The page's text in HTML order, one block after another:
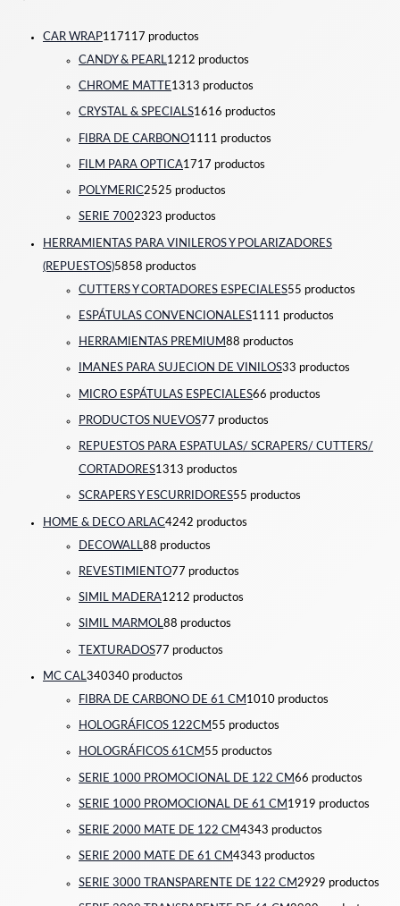
CAR WRAP117117 productos
CANDY & PEARL1212 productos
CHROME MATTE1313 productos
CRYSTAL & SPECIALS1616 productos
FIBRA DE CARBONO11 11 productos
FILM PARA OPTICA1717 productos
POLYMERIC2525 productos
SERIE 7002323 productos
HERRAMIENTAS PARA VINILEROS Y POLARIZADORES
(REPUESTOS)5858 productos
CUTTERS Y CORTADORES ESPECIALES55 productos
ESPÁTULAS CONVENCIONALES1111 productos
HERRAMIENTAS PREMIUM88 productos
IMANES PARA SUJECION DE VINILOS33 productos
MICRO ESPÁTULAS ESPECIALES66 productos
PRODUCTOS NUEVOS77 productos
REPUESTOS PARA ESPATULAS/ SCRAPERS/ CUTTERS/
CORTADORES1313 productos
SCRAPERS Y ESCURRIDORES55 productos
HOME & DECO ARLAC4242 productos
DECOWALL88 productos
REVESTIMIENTO77 productos
SIMIL MADERA1212 productos
SIMIL MARMOL88 productos
TEXTURADOS7 7 productos
MC CAL340340 productos
FIBRA DE CARBONO DE 61 CM 1010 productos
HOLOGRÁFICOS 122CM 55 productos
HOLOGRÁFICOS 61CM 55 productos
SERIE 1000 PROMOCIONAL DE 122 CM66 productos
SERIE 1000 PROMOCIONAL DE 61 CM 1919 productos
SERIE 2000 MATE DE 122 CM4343 productos
SERIE 2000 MATE DE 61 CM4343 productos
SERIE 3000 TRANSPARENTE DE 122 CM 2929 productos